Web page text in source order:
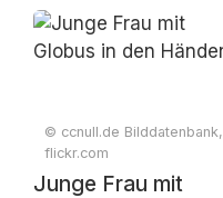
© ccnull.de Bilddatenbank,
flickr.com
Junge Frau mit